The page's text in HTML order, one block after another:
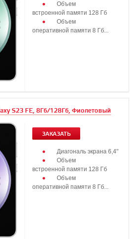
Объем
встроенной памяти 128 Гб
Объем
оперативной памяти 8 Гб...
S23 FE, 8Гб/128Гб, Фиолетовый
ЗАКАЗАТЬ
Диагональ экрана 6,4"
Объем
встроенной памяти 128 Гб
Объем
оперативной памяти 8 Гб...